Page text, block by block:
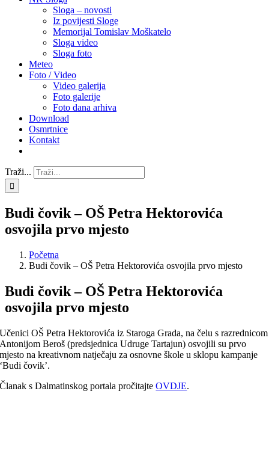
Sloga – novosti
Iz povijesti Sloge
Memorijal Tomislav Moškatelo
Sloga video
Sloga foto
Meteo
Foto / Video
Video galerija
Foto galerije
Foto dana arhiva
Download
Osmrtnice
Kontakt
Traži...
Budi čovik – OŠ Petra Hektorovića
osvojila prvo mjesto
Početna
Budi čovik – OŠ Petra Hektorovića osvojila prvo mjesto
Budi čovik – OŠ Petra Hektorovića
osvojila prvo mjesto
Učenici OŠ Petra Hektorovića iz Staroga Grada, na čelu s razrednicom
Antonijom Beroš (predsjednica Udruge Tartajun) osvojili su prvo
mjesto na kreativnom natječaju za osnovne škole u sklopu kampanje
‘Budi čovik’.
Članak s Dalmatinskog portala pročitajteOVDJE.